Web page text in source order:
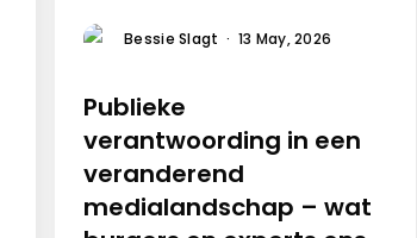
Bessie Slagt · 13 May, 2026
Publieke
verantwoording in een
veranderend
medialandschap – wat